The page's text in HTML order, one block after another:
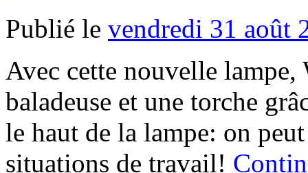
Publié le vendredi 31 août
Avec cette nouvelle
baladeuse et une torche
le haut de la lampe: on
situations de travail!